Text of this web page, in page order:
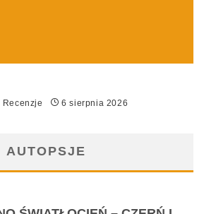
Recenzje 6 sierpnia 2026
AUTOPSJE